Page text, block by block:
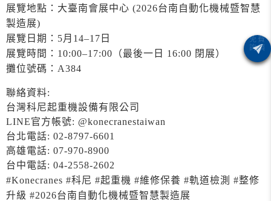
展覽地點：大臺南會展中心 (2026台南自動化機械暨智慧
製造展)
展覽日期：5月14–17日
展覽時間：10:00–17:00（最後一日 16:00 閉展）
攤位號碼：A384
聯絡資料:
台灣科尼起重機設備有限公司
LINE官方帳號: @konecranestaiwan
台北電話: 02-8797-6601
高雄電話: 07-970-8900
台中電話: 04-2558-2602
#Konecranes #科尼 #起重機 #維修保養 #軌道檢測 #整修
升級 #2026台南自動化機械暨智慧製造展